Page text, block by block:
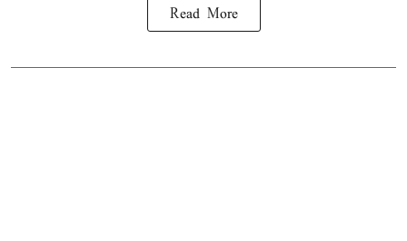
Read More